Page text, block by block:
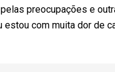
preocupações e
estou com muita dor de